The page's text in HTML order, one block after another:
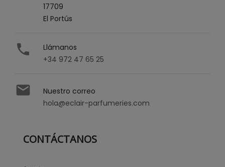
17709
El Portús

Llámanos
+34 972 47 65 25

Nuestro correo
hola@eclair-parfumeries.com
CONTÁCTANOS